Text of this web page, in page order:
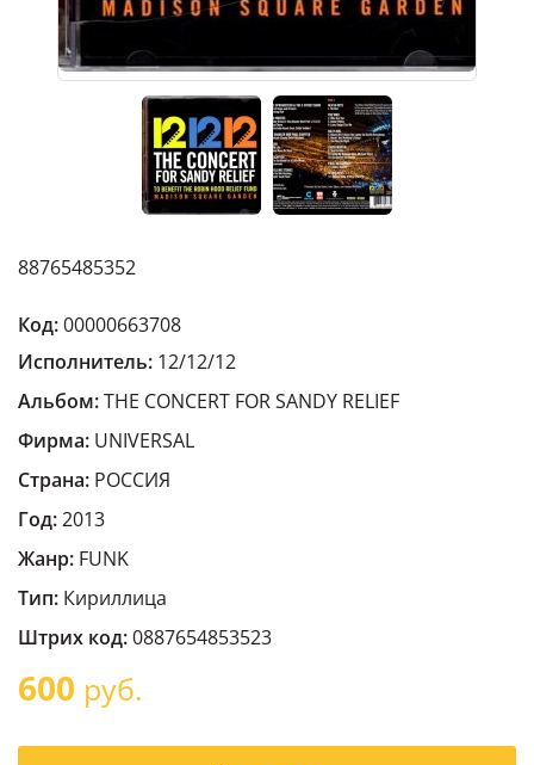
88765485352
Код:00000663708
Исполнитель: 12/12/12
Альбом:THE CONCERT FOR SANDY RELIEF
Фирма: UNIVERSAL
Страна: РОССИЯ
Год:2013
Жанр: FUNK
Тип: Кириллица
Штрих код:0887654853523
600 руб.